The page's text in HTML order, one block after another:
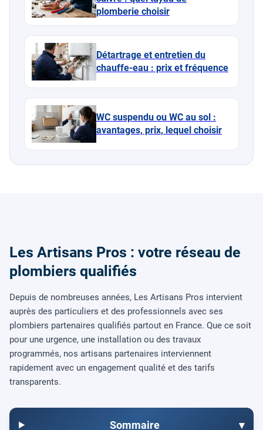
plomberie choisir
Détartrage et entretien du
chauffe-eau : prix et fréquence
WC suspendu ou WC au sol :
avantages, prix, lequel choisir
Les Artisans Pros : votre réseau de
plombiers qualifiés
Depuis de nombreuses années, Les Artisans Pros intervient
auprès des particuliers et des professionnels avec ses
plombiers partenaires qualifiés partout en France. Que ce soit
pour une urgence, une installation ou des travaux
programmés, nos artisans partenaires interviennent
rapidement avec un engagement qualité et des tarifs
transparents.
Sommaire ▾